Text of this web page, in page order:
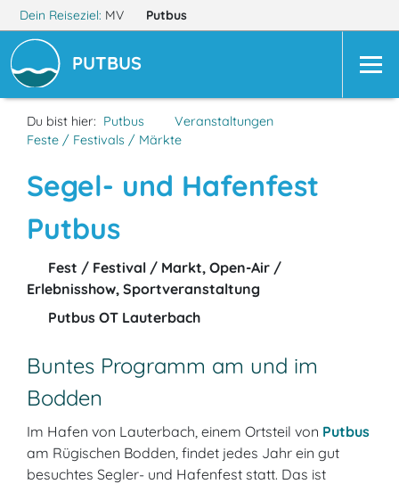
Dein Reiseziel: MV Putbus
PUTBUS
Du bist hier: Putbus
Veranstaltungen
Feste / Festivals / Märkte
Segel- und Hafenfest
Putbus
Fest / Festival / Markt, Open-Air /
Erlebnisshow, Sportveranstaltung
Putbus OT Lauterbach
Buntes Programm am und im
Bodden
Im Hafen von Lauterbach, einem Ortsteil von Putbus
am Rügischen Bodden, findet jedes Jahr ein gut
besuchtes Segler- und Hafenfest statt. Das ist